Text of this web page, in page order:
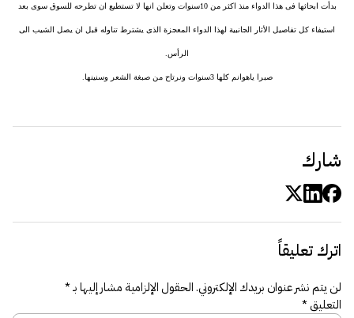
بدأت ابحاثها فى هذا الدواء منذ اكثر من 10سنوات وتعلن انها لا تستطيع ان تطرحه للسوق سوى بعد
استيفاء كل تفاصيل الأثار الجانبية لهذا الدواء المعجزة الذى يشترط تناوله قبل ان يصل الشيب الى
الرأس.
صبرا ياهوانم كلها 3سنوات ونرتاح من صبغة الشعر وسنينها.
شارك
اترك تعليقاً
لن يتم نشر عنوان بريدك الإلكتروني.الحقول الإلزامية مشار إليها بـ*
التعليق*